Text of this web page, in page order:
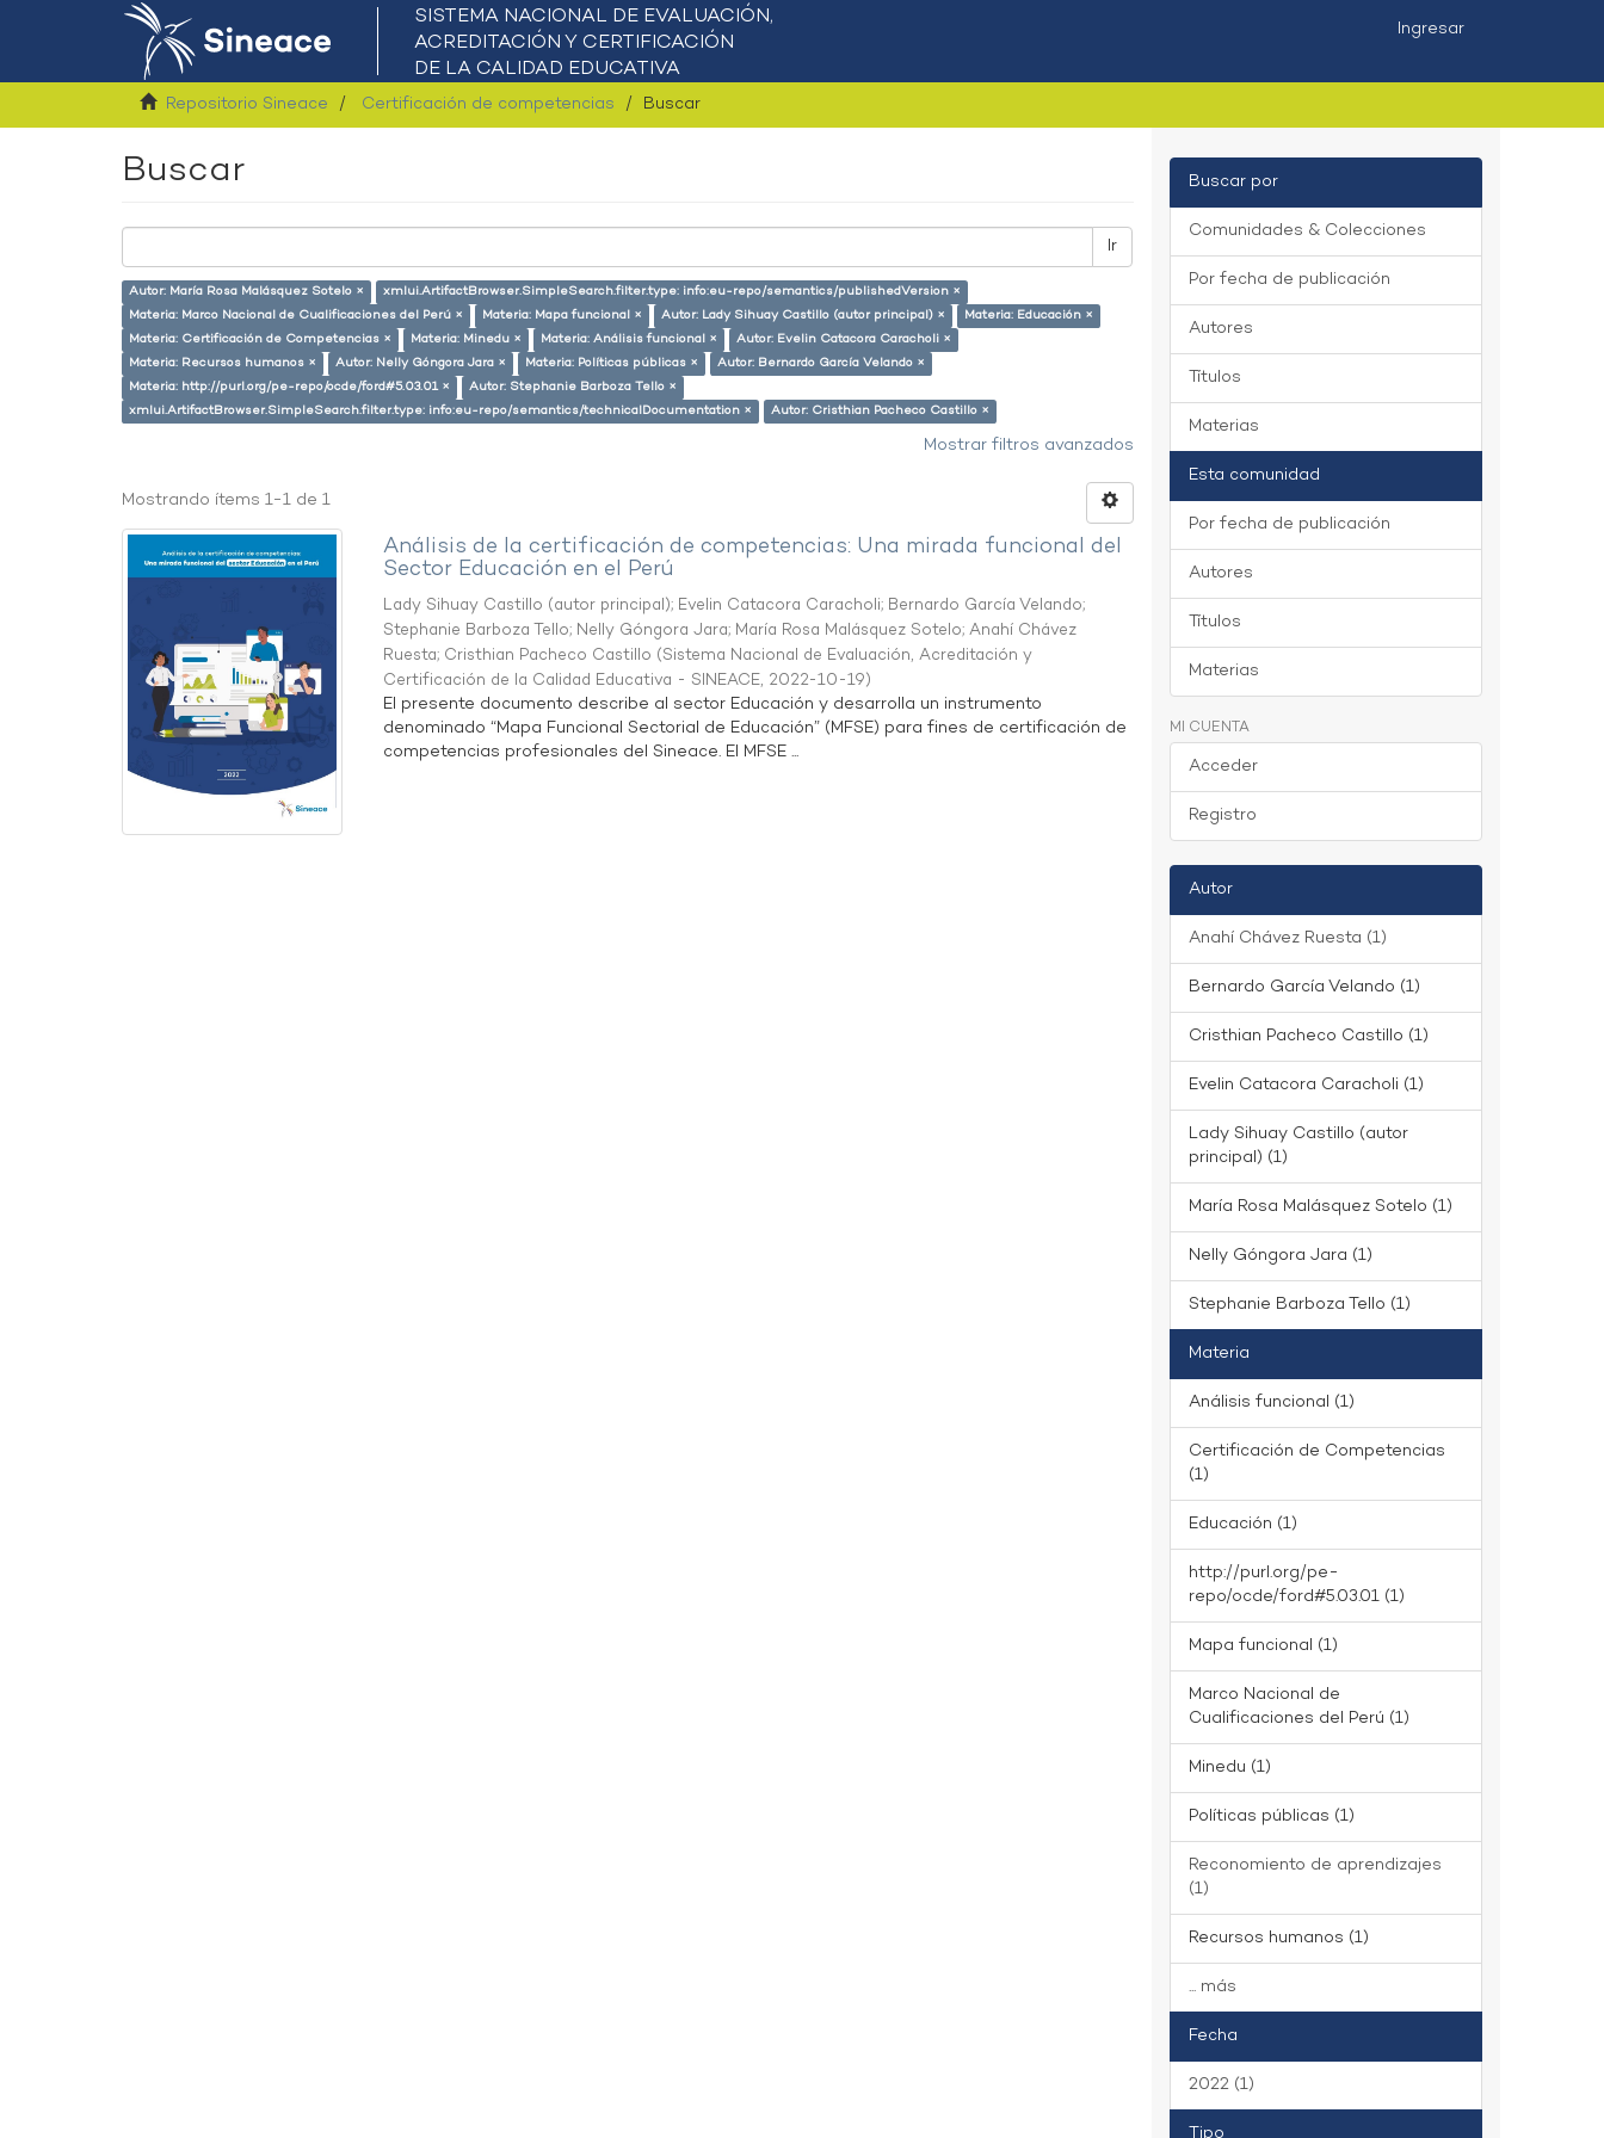
Ingresar
Repositorio Sineace Certificación de competencias Buscar
Buscar
Ir
Autor: María Rosa Malásquez Sotelo ×
xmlui.ArtifactBrowser.SimpleSearch.filter.type: info:eu-repo/semantics/publishedVersion ×
Materia: Marco Nacional de Cualificaciones del Perú ×
Materia: Mapa funcional × Autor: Lady Sihuay Castillo (autor principal) ×
Materia: Educación ×
Materia: Certificación de Competencias ×
Materia: Minedu × Materia: Análisis funcional ×
Autor: Evelin Catacora Caracholi ×
Materia: Recursos humanos ×
Autor: Nelly Góngora Jara × Materia: Políticas públicas ×
Autor: Bernardo García Velando ×
Materia: http://purl.org/pe-repo/ocde/ford#5.03.01 ×
Autor: Stephanie Barboza Tello ×
xmlui.ArtifactBrowser.SimpleSearch.filter.type: info:eu-repo/semantics/technicalDocumentation ×
Autor: Cristhian Pacheco Castillo ×
Mostrar filtros avanzados
Mostrando ítems 1-1 de 1
Análisis de la certificación de competencias: Una mirada funcional del
Sector Educación en el Perú
Lady Sihuay Castillo (autor principal); Evelin Catacora Caracholi; Bernardo García Velando;
Stephanie Barboza Tello; Nelly Góngora Jara; María Rosa Malásquez Sotelo;Anahí Chávez
Ruesta; Cristhian Pacheco Castillo (Sistema Nacional de Evaluación, Acreditación y
Certificación de la Calidad Educativa - SINEACE, 2022-10-19)
El presente documento describe al sector Educación y desarrolla un instrumento
denominado “Mapa Funcional Sectorial de Educación” (MFSE) para fines de certificación de
competencias profesionales del Sineace. El MFSE ...
Buscar por
Comunidades & Colecciones
Por fecha de publicación
Autores
Títulos
Materias
Esta comunidad
Por fecha de publicación
Autores
Títulos
Materias
MI CUENTA
Acceder
Registro
Autor
Anahí Chávez Ruesta (1)
Bernardo García Velando (1)
Cristhian Pacheco Castillo (1)
Evelin Catacora Caracholi (1)
Lady Sihuay Castillo (autor
principal) (1)
María Rosa Malásquez Sotelo (1)
Nelly Góngora Jara (1)
Stephanie Barboza Tello (1)
Materia
Análisis funcional (1)
Certificación de Competencias
(1)
Educación (1)
http://purl.org/pe-
repo/ocde/ford#5.03.01 (1)
Mapa funcional (1)
Marco Nacional de
Cualificaciones del Perú (1)
Minedu (1)
Políticas públicas (1)
Reconomiento de aprendizajes
(1)
Recursos humanos (1)
... más
Fecha
2022 (1)